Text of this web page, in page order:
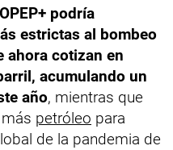
podría
estrictas al bombeo
ahora cotizan en
acumulando un
año, mientras que
petróleo para
de la pandemia de